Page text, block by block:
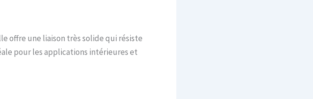
offre une liaison très solide qui résiste
pour les applications intérieures et